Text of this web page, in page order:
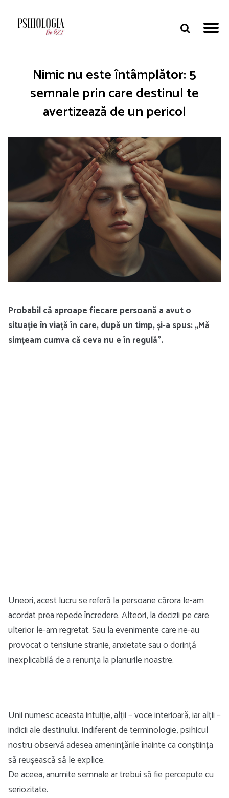
Nimic nu este întâmplător: 5
semnale prin care destinul te
avertizează de un pericol
Probabil că aproape fiecare persoană a avut o
situație în viață în care, după un timp, și-a spus: „Mă
simțeam cumva că ceva nu e în regulă”.
Uneori, acest lucru se referă la persoane cărora le-am
acordat prea repede încredere. Alteori, la decizii pe care
ulterior le-am regretat. Sau la evenimente care ne-au
provocat o tensiune stranie, anxietate sau o dorință
inexplicabilă de a renunța la planurile noastre.
Unii numesc aceasta intuiție, alții – voce interioară, iar alții –
indicii ale destinului. Indiferent de terminologie, psihicul
nostru observă adesea amenințările înainte ca conștiința
să reușească să le explice.
De aceea, anumite semnale ar trebui să fie percepute cu
seriozitate.